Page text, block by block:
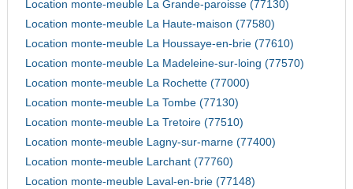
Location monte-meuble La Grande-paroisse (77130)
Location monte-meuble La Haute-maison (77580)
Location monte-meuble La Houssaye-en-brie (77610)
Location monte-meuble La Madeleine-sur-loing (77570)
Location monte-meuble La Rochette (77000)
Location monte-meuble La Tombe (77130)
Location monte-meuble La Tretoire (77510)
Location monte-meuble Lagny-sur-marne (77400)
Location monte-meuble Larchant (77760)
Location monte-meuble Laval-en-brie (77148)